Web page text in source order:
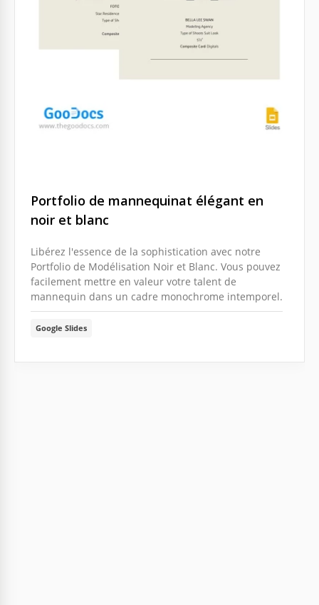
Portfolio de mannequinat élégant en
noir et blanc
Libérez l'essence de la sophistication avec notre
Portfolio de Modélisation Noir et Blanc. Vous pouvez
facilement mettre en valeur votre talent de
mannequin dans un cadre monochrome intemporel.
Google Slides